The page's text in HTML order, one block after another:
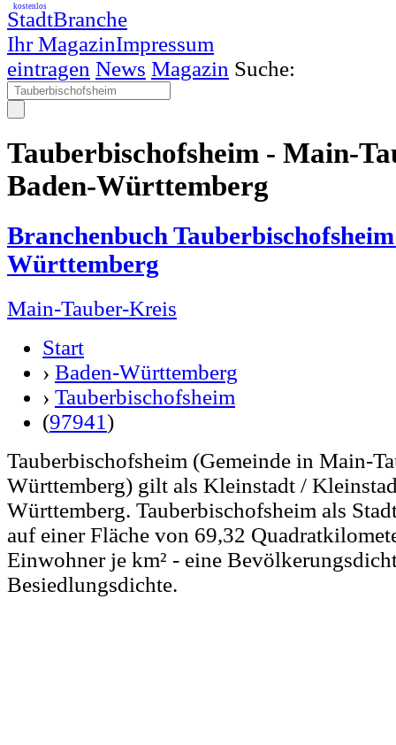
StadtBranche
Ihr MagazinImpressum
kostenlos
eintragen News Magazin Suche:
Tauberbischofsheim - Main-
Baden-Württemberg
Branchenbuch
Württemberg
Main-Tauber-Kreis
Start
› Baden-Württemberg
› Tauberbischofsheim
(97941)
Tauberbischofsheim (Gemeinde in Main-
Württemberg) gilt als Kleinstadt /
Württemberg. Tauberbischofsheim als
auf einer Fläche von 69,32
Einwohner je km² - eine
Besiedlungsdichte.